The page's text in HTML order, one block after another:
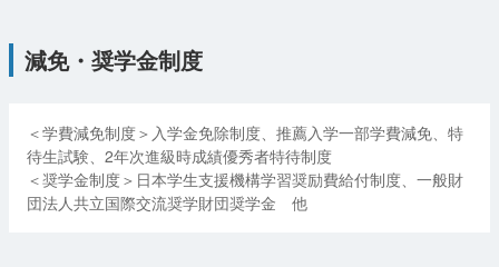
減免・奨学金制度
＜学費減免制度＞入学金免除制度、推薦入学一部学費減免、特
待生試験、2年次進級時成績優秀者特待制度
＜奨学金制度＞日本学生支援機構学習奨励費給付制度、一般財
団法人共立国際交流奨学財団奨学金 他